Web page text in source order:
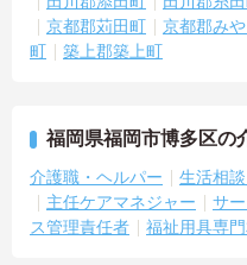
京都郡苅田町
京都郡み
町
築上郡築上町
福岡県福岡市博多区の
介護職・ヘルパー 生活相談
主任ケアマネジャー
サ
ス管理責任者
福祉用具専